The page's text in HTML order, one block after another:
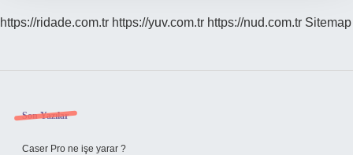
https://ridade.com.tr https://yuv.com.tr https://nud.com.tr Sitemap
Sidebar
Son Yazılar
Caser Pro ne işe yarar ?